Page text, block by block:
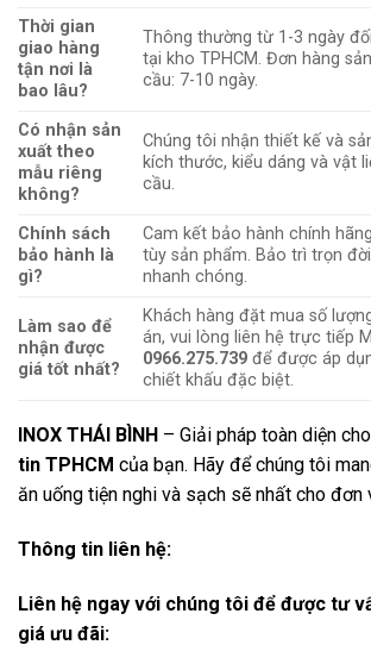
Thời gian
giao hàng
tận nơi là
bao lâu?
Thông thường từ 1-3 ngày
tại kho TPHCM. Đơn hàng
cầu: 7-10 ngày.
Có nhận sản
xuất theo
mẫu riêng
không?
Chúng tôi nhận thiết kế và
kích thước, kiểu dáng và vật
cầu.
Chính sách
bảo hành là
gì?
Cam kết bảo hành chính
tùy sản phẩm. Bảo trì trọn
nhanh chóng.
Làm sao để
nhận được
giá tốt nhất?
Khách hàng đặt mua số
án, vui lòng liên hệ trực tiếp
0966.275.739 để được áp
chiết khấu đặc biệt.
INOX THÁI BÌNH – Giải pháp toàn diện cho
tin TPHCM của bạn. Hãy để chúng tôi
ăn uống tiện nghi và sạch sẽ nhất cho đơn
Thông tin liên hệ:
Liên hệ ngay với chúng tôi để được tư
giá ưu đãi: